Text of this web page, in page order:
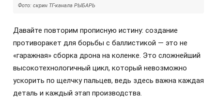
Фото: скрин ТГ-канала РЫБАРЬ
Давайте повторим прописную истину: создание
противоракет для борьбы с баллистикой — это не
«гаражная» сборка дрона на коленке. Это сложнейший
высокотехнологичный цикл, который невозможно
ускорить по щелчку пальцев, ведь здесь важна каждая
деталь и каждый этап производства.